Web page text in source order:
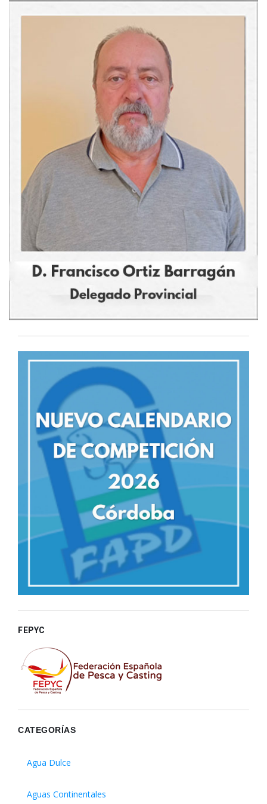
FEPYC
CATEGORÍAS
Agua Dulce
Aguas Continentales